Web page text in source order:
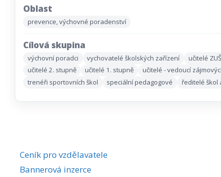
Oblast
prevence, výchovné poradenství
Cílová skupina
výchovní poradci vychovatelé školských zařízení
učitelé
učitelé 2. stupně
učitelé 1. stupně
učitelé - vedoucí
trenéři sportovních škol
speciální pedagogové ředitelé škol
Ceník pro vzdělavatele
Bannerová inzerce